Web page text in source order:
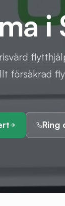
i
försäkrad
Ring